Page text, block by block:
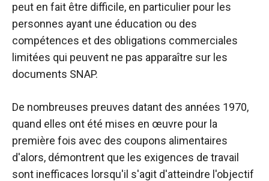
peut en fait être difficile, en particulier pour les
personnes ayant une éducation ou des
compétences et des obligations commerciales
limitées qui peuvent ne pas apparaître sur les
documents SNAP.
De nombreuses preuves datant des années 1970,
quand elles ont été mises en œuvre pour la
première fois avec des coupons alimentaires
d'alors, démontrent que les exigences de travail
sont inefficaces lorsqu'il s'agit d'atteindre l'objectif